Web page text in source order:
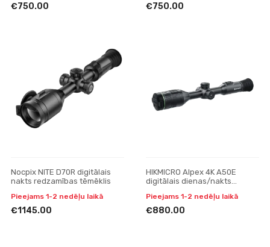
€750.00 €750.00
Nocpix NITE D70R digitālais
nakts redzamības tēmēklis
Pieejams 1-2 nedēļu laikā
€1145.00
HIKMICRO Alpex 4K A50E
digitālais dienas/nakts
Pieejams 1-2 nedēļu laikā
€880.00